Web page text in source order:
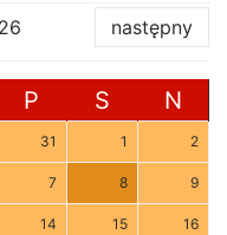
następny
P S N
31 1 2
7 8 9
14 15 16